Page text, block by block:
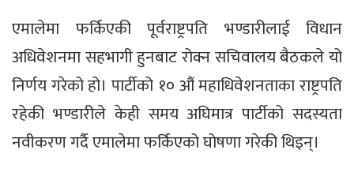
एमालेमा फर्किएकी पूर्वराष्ट्रपति भण्डारीलाई विधान
अधिवेशनमा सहभागी हुनबाट रोक्न सचिवालय बैठकले यो
निर्णय गरेको हो। पार्टीको १० औं महाधिवेशनताका राष्ट्रपति
रहेकी भण्डारीले केही समय अघिमात्र पार्टीको सदस्यता
नवीकरण गर्दै एमालेमा फर्किएको घोषणा गरेकी थिइन्।